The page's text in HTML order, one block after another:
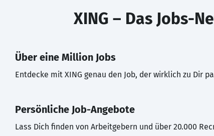
XING – Das Jobs-
Über eine Million Jobs
Entdecke mit XING genau den Job, der wirklich zu Dir
Persönliche Job-Angebote
Lass Dich finden von Arbeitgebern und über 20.000